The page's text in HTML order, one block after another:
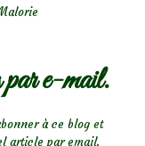
e-mail.
à ce blog et
article par email.